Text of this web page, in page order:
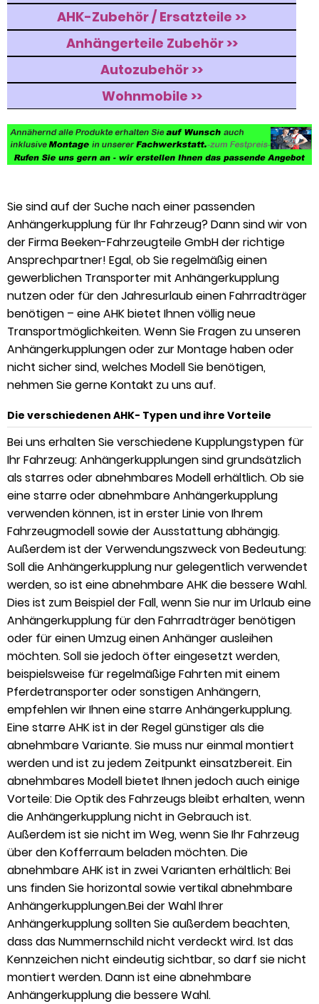
AHK-Zubehör / Ersatzteile >>
Anhängerteile Zubehör >>
Autozubehör >>
Wohnmobile >>
Sie sind auf der Suche nach einer passenden
Anhängerkupplung für Ihr Fahrzeug? Dann sind wir von
der Firma Beeken-Fahrzeugteile GmbH der richtige
Ansprechpartner! Egal, ob Sie regelmäßig einen
gewerblichen Transporter mit Anhängerkupplung
nutzen oder für den Jahresurlaub einen Fahrradträger
benötigen – eine AHK bietet Ihnen völlig neue
Transportmöglichkeiten. Wenn Sie Fragen zu unseren
Anhängerkupplungen oder zur Montage haben oder
nicht sicher sind, welches Modell Sie benötigen,
nehmen Sie gerne Kontakt zu uns auf.
Die verschiedenen AHK- Typen und ihre Vorteile
Bei uns erhalten Sie verschiedene Kupplungstypen für
Ihr Fahrzeug: Anhängerkupplungen sind grundsätzlich
als starres oder abnehmbares Modell erhältlich. Ob sie
eine starre oder abnehmbare Anhängerkupplung
verwenden können, ist in erster Linie von Ihrem
Fahrzeugmodell sowie der Ausstattung abhängig.
Außerdem ist der Verwendungszweck von Bedeutung:
Soll die Anhängerkupplung nur gelegentlich verwendet
werden, so ist eine abnehmbare AHK die bessere Wahl.
Dies ist zum Beispiel der Fall, wenn Sie nur im Urlaub eine
Anhängerkupplung für den Fahrradträger benötigen
oder für einen Umzug einen Anhänger ausleihen
möchten. Soll sie jedoch öfter eingesetzt werden,
beispielsweise für regelmäßige Fahrten mit einem
Pferdetransporter oder sonstigen Anhängern,
empfehlen wir Ihnen eine starre Anhängerkupplung.
Eine starre AHK ist in der Regel günstiger als die
abnehmbare Variante. Sie muss nur einmal montiert
werden und ist zu jedem Zeitpunkt einsatzbereit. Ein
abnehmbares Modell bietet Ihnen jedoch auch einige
Vorteile: Die Optik des Fahrzeugs bleibt erhalten, wenn
die Anhängerkupplung nicht in Gebrauch ist.
Außerdem ist sie nicht im Weg, wenn Sie Ihr Fahrzeug
über den Kofferraum beladen möchten. Die
abnehmbare AHK ist in zwei Varianten erhältlich: Bei
uns finden Sie horizontal sowie vertikal abnehmbare
Anhängerkupplungen.Bei der Wahl Ihrer
Anhängerkupplung sollten Sie außerdem beachten,
dass das Nummernschild nicht verdeckt wird. Ist das
Kennzeichen nicht eindeutig sichtbar, so darf sie nicht
montiert werden. Dann ist eine abnehmbare
Anhängerkupplung die bessere Wahl.